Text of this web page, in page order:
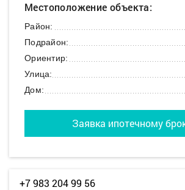
Местоположение объекта:
Район:
Подрайон:
Ориентир:
Улица:
Дом:
Заявка ипотечному
+7 983 204 99 56